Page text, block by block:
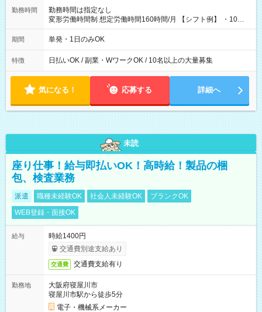
勤務時間
勤務時間は指定なし
変形労働時間制 想定労働時間160時間/月 【シフト例】 ・10：
00～20：00
期間 単発・1日のみOK
特徴 日払いOK / 副業・WワークOK / 10名以上の大量募集
気になる！ 応募する 詳細へ
未読
座り仕事！給与即払いOK！高時給！製品の梱
包、検査業務
派遣 職種未経験OK 社会人未経験OK
ブランクOK
WEB登録・面接OK
給与
時給1400円
交通費別途支給あり
交通費 交通費支給有り
勤務地
大阪府寝屋川市
寝屋川市駅から徒歩5分
電子・機械系メーカー